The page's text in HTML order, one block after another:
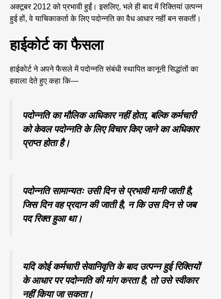
अक्टूबर 2012 को प्रभावी हुईं। इसलिए, भले ही बाद में रिक्तियां उत्पन्न
हुई हों, वे याचिकाकर्ता के लिए पदोन्नति का वैध आधार नहीं बन सकतीं।
हाईकोर्ट का फैसला
हाईकोर्ट ने अपने फैसले में पदोन्नति संबंधी स्थापित कानूनी सिद्धांतों का
हवाला देते हुए कहा कि—
पदोन्नति का मौलिक अधिकार नहीं होता, बल्कि कर्मचारी
को केवल पदोन्नति के लिए विचार किए जाने का अधिकार
प्राप्त होता है।
पदोन्नति सामान्यतः उसी दिन से प्रभावी मानी जाती है,
जिस दिन वह प्रदान की जाती है, न कि उस दिन से जब
पद रिक्त हुआ था।
यदि कोई कर्मचारी सेवानिवृत्ति के बाद उत्पन्न हुई रिक्तियों
के आधार पर पदोन्नति की मांग करता है, तो उसे स्वीकार
नहीं किया जा सकता।